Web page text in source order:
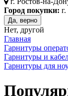
Город покупки:
Да, верно
Нет, другой
Главная
Гарнитуры
Гарнитуры и
Гарнитуры для